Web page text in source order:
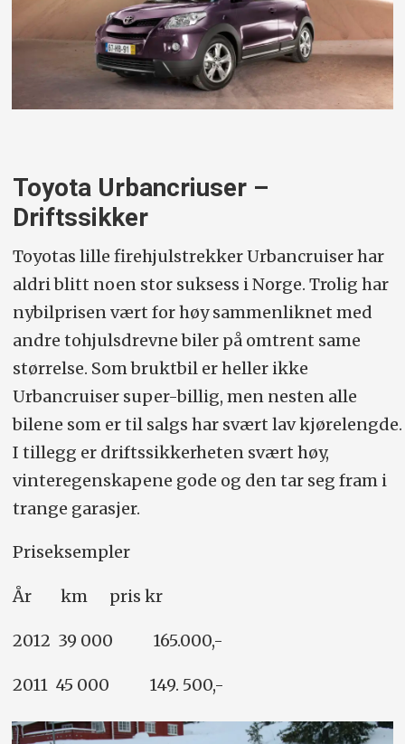
Toyota Urbancriuser –
Driftssikker
Toyotas lille firehjulstrekker Urbancruiser har
aldri blitt noen stor suksess i Norge. Trolig har
nybilprisen vært for høy sammenliknet med
andre tohjulsdrevne biler på omtrent same
størrelse. Som bruktbil er heller ikke
Urbancruiser super-billig, men nesten alle
bilene som er til salgs har svært lav kjørelengde.
I tillegg er driftssikkerheten svært høy,
vinteregenskapene gode og den tar seg fram i
trange garasjer.
Priseksempler
År km pris kr
2012 39 000 165.000,-
2011 45 000 149. 500,-